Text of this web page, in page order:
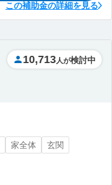
この補助金の詳細を見る
10,713 人が検討中
家全体
玄関